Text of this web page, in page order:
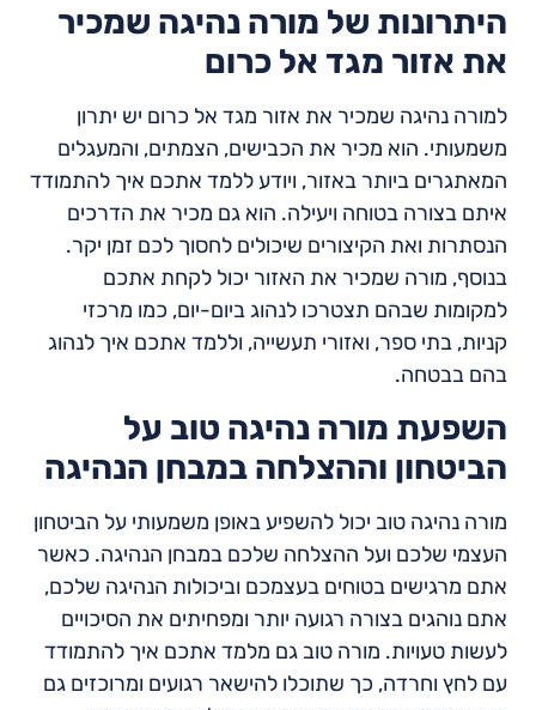
היתרונות של מורה נהיגה שמכיר
את אזור מגד אל כרום
למורה נהיגה שמכיר את אזור מגד אל כרום יש יתרון
משמעותי. הוא מכיר את הכבישים, הצמתים, והמעגלים
המאתגרים ביותר באזור, ויודע ללמד אתכם איך להתמודד
איתם בצורה בטוחה ויעילה. הוא גם מכיר את הדרכים
הנסתרות ואת הקיצורים שיכולים לחסוך לכם זמן יקר.
בנוסף, מורה שמכיר את האזור יכול לקחת אתכם
למקומות שבהם תצטרכו לנהוג ביום-יום, כמו מרכזי
קניות, בתי ספר, ואזורי תעשייה, וללמד אתכם איך לנהוג
בהם בבטחה.
השפעת מורה נהיגה טוב על
הביטחון וההצלחה במבחן הנהיגה
מורה נהיגה טוב יכול להשפיע באופן משמעותי על הביטחון
העצמי שלכם ועל ההצלחה שלכם במבחן הנהיגה. כאשר
אתם מרגישים בטוחים בעצמכם וביכולות הנהיגה שלכם,
אתם נוהגים בצורה רגועה יותר ומפחיתים את הסיכויים
לעשות טעויות. מורה טוב גם מלמד אתכם איך להתמודד
עם לחץ וחרדה, כך שתוכלו להישאר רגועים ומרוכזים גם